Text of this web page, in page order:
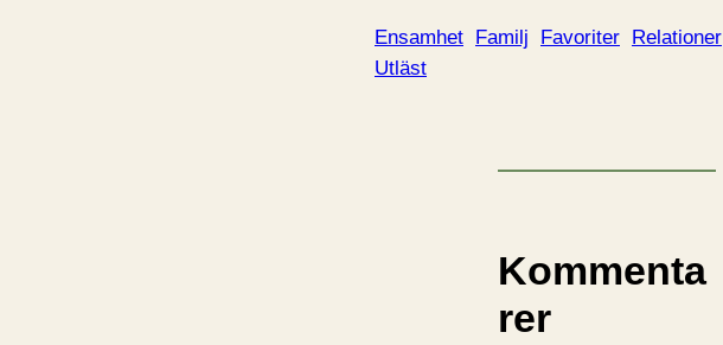
Ensamhet Familj Favoriter Relationer
Utläst
Kommenta
rer